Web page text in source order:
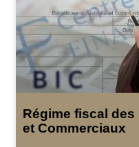
Régime fiscal
et Commerciaux